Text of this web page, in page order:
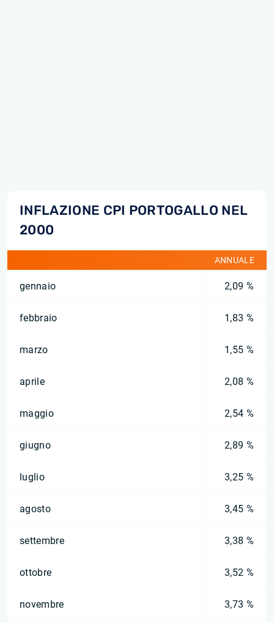
INFLAZIONE CPI PORTOGALLO NEL
2000
ANNUALE
gennaio 2,09 %
febbraio 1,83 %
marzo 1,55 %
aprile 2,08 %
maggio 2,54 %
giugno 2,89 %
luglio 3,25 %
agosto 3,45 %
settembre 3,38 %
ottobre 3,52 %
novembre 3,73 %